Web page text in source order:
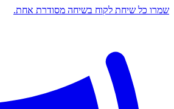
שמרו כל שיחת לקוח בשיחה מסודרת אחת.